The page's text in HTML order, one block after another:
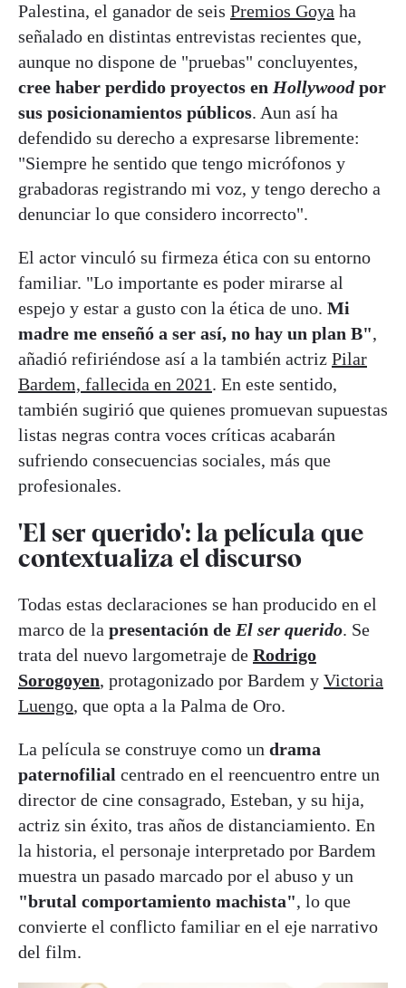
Palestina, el ganador de seis Premios Goya ha
señalado en distintas entrevistas recientes que,
aunque no dispone de "pruebas" concluyentes,
cree haber perdido proyectos en Hollywoodpor
sus posicionamientos públicos. Aun así ha
defendido su derecho a expresarse libremente:
"Siempre he sentido que tengo micrófonos y
grabadoras registrando mi voz, y tengo derecho a
denunciar lo que considero incorrecto".
El actor vinculó su firmeza ética con su entorno
familiar. "Lo importante es poder mirarse al
espejo y estar a gusto con la ética de uno. Mi
madre me enseñó a ser así, no hay un plan B",
añadió refiriéndose así a la también actriz Pilar
Bardem, fallecida en 2021. En este sentido,
también sugirió que quienes promuevan supuestas
listas negras contra voces críticas acabarán
sufriendo consecuencias sociales, más que
profesionales.
'El ser querido': la película que
contextualiza el discurso
Todas estas declaraciones se han producido en el
marco de la presentación de El ser querido. Se
trata del nuevo largometraje de Rodrigo
Sorogoyen, protagonizado por Bardem y Victoria
Luengo, que opta a la Palma de Oro.
La película se construye como un drama
paternofilial centrado en el reencuentro entre un
director de cine consagrado, Esteban, y su hija,
actriz sin éxito, tras años de distanciamiento. En
la historia, el personaje interpretado por Bardem
muestra un pasado marcado por el abuso y un
"brutal comportamiento machista", lo que
convierte el conflicto familiar en el eje narrativo
del film.